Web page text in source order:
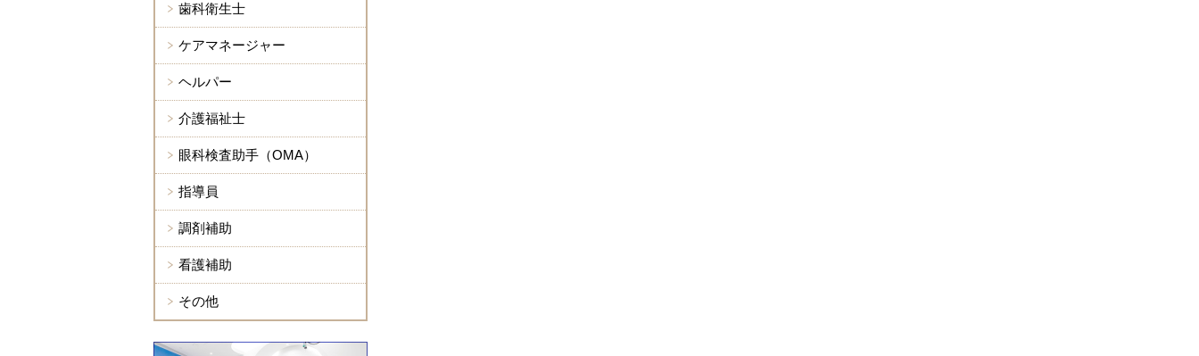
歯科衛生士
ケアマネージャー
ヘルパー
介護福祉士
眼科検査助手（OMA）
指導員
調剤補助
看護補助
その他